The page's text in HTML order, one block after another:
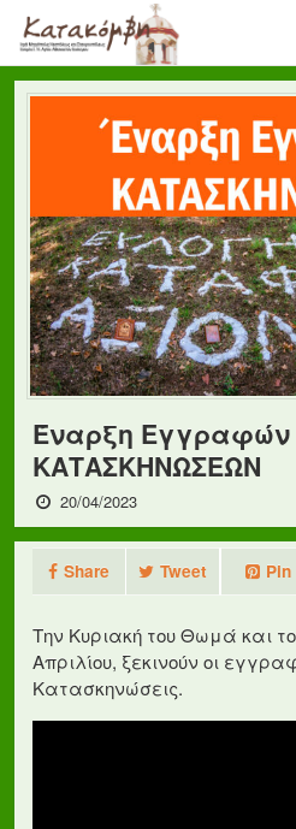
Έναρξη Εγγραφών
ΚΑΤΑΣΚΗΝΩΣΕΩΝ
20/04/2023
Share Tweet Pin
Την Κυριακή του Θωμά και
Απριλίου, ξεκινούν οι
Κατασκηνώσεις.